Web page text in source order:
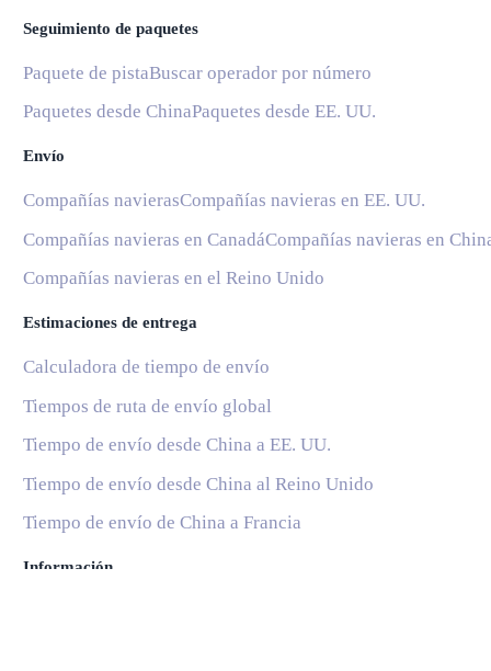
Seguimiento de paquetes
Paquete de pistaBuscar operador por número
Paquetes desde ChinaPaquetes desde EE. UU.
Envío
Compañías navierasCompañías navieras en EE. UU.
Compañías navieras en CanadáCompañías navieras en
Compañías navieras en el Reino Unido
Estimaciones de entrega
Calculadora de tiempo de envío
Tiempos de ruta de envío global
Tiempo de envío desde China a EE. UU.
Tiempo de envío desde China al Reino Unido
Tiempo de envío de China a Francia
Información